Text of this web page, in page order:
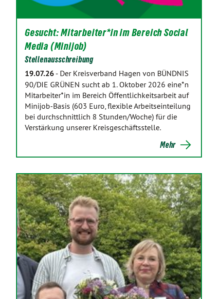
Gesucht: Mitarbeiter*in im Bereich Social
Media (Minijob)
Stellenausschreibung
19.07.26 - Der Kreisverband Hagen von BÜNDNIS
90/DIE GRÜNEN sucht ab 1. Oktober 2026 eine*n
Mitarbeiter*in im Bereich Öffentlichkeitsarbeit auf
Minijob-Basis (603 Euro, flexible Arbeitseinteilung
bei durchschnittlich 8 Stunden/Woche) für die
Verstärkung unserer Kreisgeschäftsstelle.
Mehr